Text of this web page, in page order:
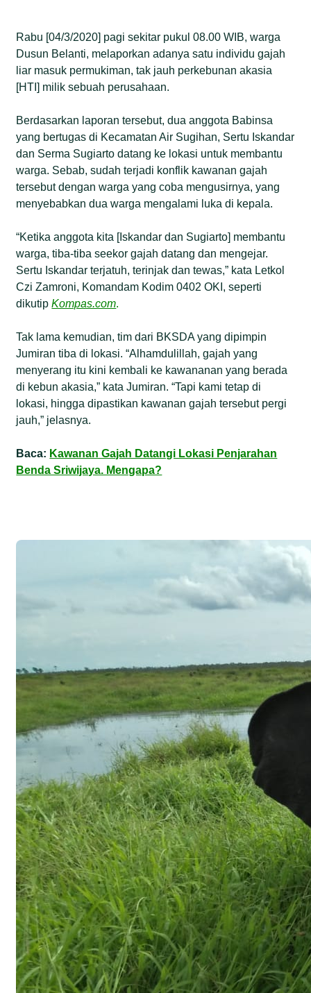
Rabu [04/3/2020] pagi sekitar pukul 08.00 WIB, warga
Dusun Belanti, melaporkan adanya satu individu gajah
liar masuk permukiman, tak jauh perkebunan akasia
[HTI] milik sebuah perusahaan.
Berdasarkan laporan tersebut, dua anggota Babinsa
yang bertugas di Kecamatan Air Sugihan, Sertu Iskandar
dan Serma Sugiarto datang ke lokasi untuk membantu
warga. Sebab, sudah terjadi konflik kawanan gajah
tersebut dengan warga yang coba mengusirnya, yang
menyebabkan dua warga mengalami luka di kepala.
“Ketika anggota kita [Iskandar dan Sugiarto] membantu
warga, tiba-tiba seekor gajah datang dan mengejar.
Sertu Iskandar terjatuh, terinjak dan tewas,” kata Letkol
Czi Zamroni, Komandam Kodim 0402 OKI, seperti
dikutipKompas.com.
Tak lama kemudian, tim dari BKSDA yang dipimpin
Jumiran tiba di lokasi. “Alhamdulillah, gajah yang
menyerang itu kini kembali ke kawananan yang berada
di kebun akasia,” kata Jumiran. “Tapi kami tetap di
lokasi, hingga dipastikan kawanan gajah tersebut pergi
jauh,” jelasnya.
Baca: Kawanan Gajah Datangi Lokasi Penjarahan
Benda Sriwijaya. Mengapa?